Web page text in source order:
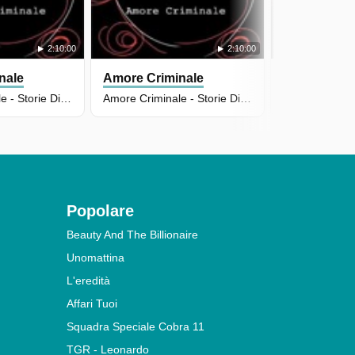
2:10:00 2:10:00
Amore Criminale
Popolare
Beauty And The Billionaire
Unomattina
L'eredità
Affari Tuoi
Squadra Speciale Cobra 11
TGR - Leonardo